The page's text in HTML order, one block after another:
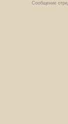
Сообщение